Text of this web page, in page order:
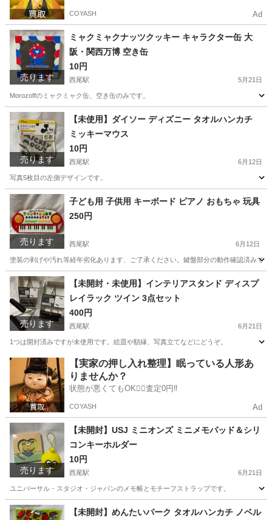
COYASH Ad
売ります
ミャクミャクナッツクッキー キャラクター缶 大
阪・関西万博 空き缶
10円
西尾駅 5月21日
Morozoffのミャクミャク缶、空き缶のみです。
愛知 西尾市 西尾駅 その他 空き缶
売ります
【未使用】ダイソー ディズニー タオルハンカチ
ミッキーマウス
10円
西尾駅 6月12日
写真5枚目の左側デザインです。
愛知 西尾市 西尾駅 小物
売ります
子ども用 子供用 キーボード ピアノ おもちゃ 玩具
250円
西尾駅 6月12日
塗装の剥げや汚れ等経年劣化あります、ご了承ください。鍵盤部分の動作確認済みで
愛知 西尾市 西尾駅 おもちゃ
売ります
【未開封・未使用】インテリアスタンド ディスプ
レイラック ツイン 3点セット
400円
西尾駅 6月21日
1つは開封済みですが未使用です。絵皿や額縁、写真立てなどにどうぞ。
愛知 西尾市 西尾駅 インテリア雑貨/小物 ディスプレイ
【実家の押し入れ整理】眠っている人形あ
りませんか？
状態が悪くてもOK🙆‍♀️査定0円‼️
COYASH Ad
売ります
【未開封】USJ ミニオンズ ミニメモパッド＆シリ
コンキーホルダー
10円
西尾駅 6月21日
ユニバーサル・スタジオ・ジャパンのメモ帳とモチーフストラップです。
愛知 西尾市 西尾駅 その他
【未開封】めんたいパーク タオルハンカチ ノベル